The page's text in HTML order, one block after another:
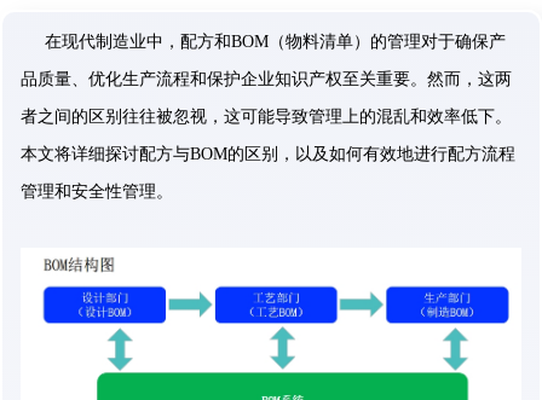
在现代制造业中，配方和BOM（物料清单）的管理对于确保产
品质量、优化生产流程和保护企业知识产权至关重要。然而，这两
者之间的区别往往被忽视，这可能导致管理上的混乱和效率低下。
本文将详细探讨配方与BOM的区别，以及如何有效地进行配方流程
管理和安全性管理。